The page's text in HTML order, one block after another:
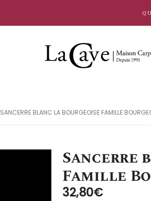
SANCERRE BLANC LA BOURGEOISE FAMILLE
Sancerre
Famille
32,80€